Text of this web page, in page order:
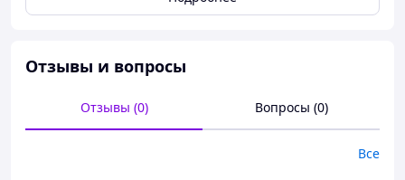
качественного котона с небольшим добавлением
носке.
аккуратно, дорого и современно. Подойдут как под
рубашку и туфли, так и под кроссовки, худи или
свитшот. Универсальная модель для школы на каждый
Отзывы и вопросы
Отзывы (0) Вопросы (0)
Все